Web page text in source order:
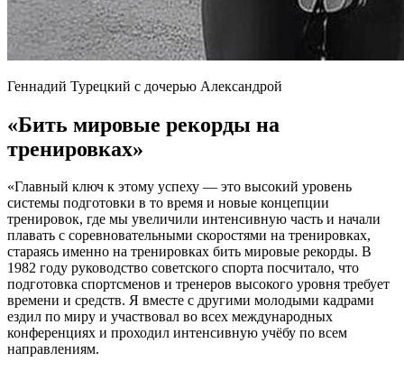
Геннадий Турецкий с дочерью Александрой
«Бить мировые рекорды на
тренировках»
«Главный ключ к этому успеху — это высокий уровень
системы подготовки в то время и новые концепции
тренировок, где мы увеличили интенсивную часть и начали
плавать с соревновательными скоростями на тренировках,
стараясь именно на тренировках бить мировые рекорды. В
1982 году руководство советского спорта посчитало, что
подготовка спортсменов и тренеров высокого уровня требует
времени и средств. Я вместе с другими молодыми кадрами
ездил по миру и участвовал во всех международных
конференциях и проходил интенсивную учёбу по всем
направлениям.